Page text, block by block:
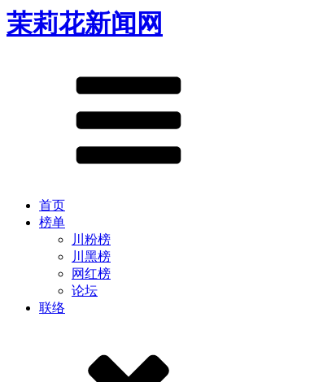
茉莉花新闻网
首页
榜单
川粉榜
川黑榜
网红榜
论坛
联络